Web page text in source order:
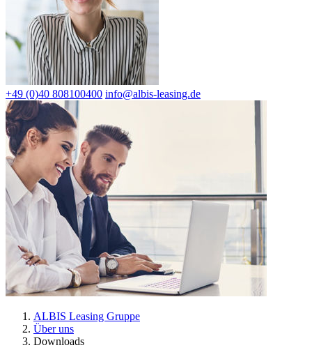
+49 (0)40 808100400 info@albis-leasing.de
ALBIS Leasing Gruppe
Über uns
Downloads